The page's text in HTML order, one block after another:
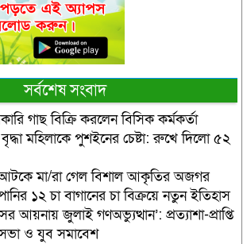
সর্বশেষ সংবাদ
গাছ বিক্রি করলেন বিসিক কর্মকর্তা
বৃদ্ধা মহিলাকে পুশইনের চেষ্টা: রুখে দিলো ৫২
আটকে মা/রা গেল বিশাল আকৃতির অজগর
১২ চা বাগানের চা বিক্রয়ে নতুন ইতিহাস
আয়নায় জুলাই গণঅভ্যুত্থান’: প্রত্যাশা-প্রাপ্তি
ও যুব সমাবেশ